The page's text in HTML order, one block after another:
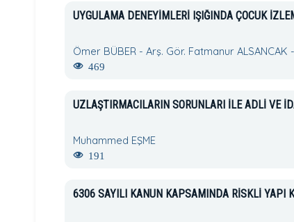
UYGULAMA DENEYİMLERİ IŞIĞINDA ÇOCUK
Ömer BÜBER - Arş. Gör. Fatmanur
469
UZLAŞTIRMACILARIN SORUNLARI İLE ADLİ VE
Muhammed EŞME
191
6306 SAYILI KANUN KAPSAMINDA RİSKLİ YAPI